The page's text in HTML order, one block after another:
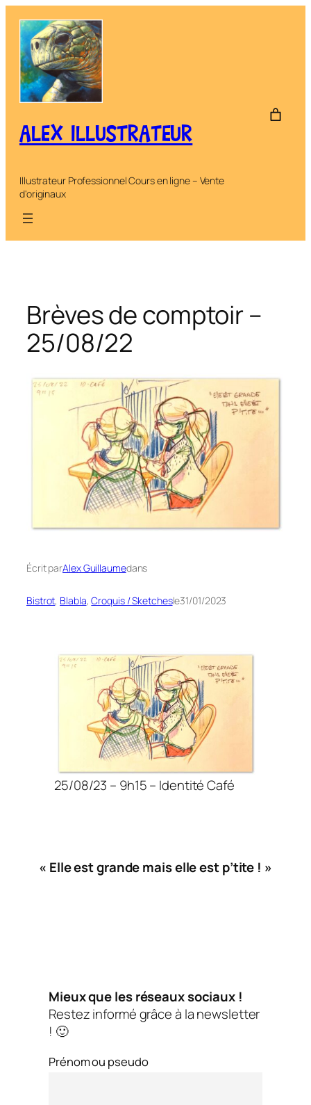
contenu
ALEX ILLUSTRATEUR
Illustrateur Professionnel Cours en ligne – Vente
d'originaux
Brèves de comptoir –
25/08/22
Écrit parAlex Guillaumedans
Bistrot, Blabla, Croquis / Sketchesle31/01/2023
25/08/23 – 9h15 – Identité Café
« Elle est grande mais elle est p’tite ! »
Mieux que les réseaux sociaux !
Restez informé grâce à la newsletter
! 🙂
Prénom ou pseudo